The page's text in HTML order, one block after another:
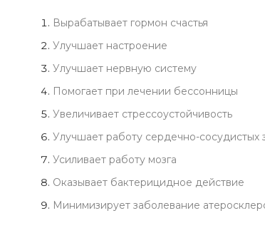
Вырабатывает гормон счастья
Улучшает настроение
Улучшает нервную систему
Помогает при лечении бессонницы
Увеличивает стрессоустойчивость
Улучшает работу сердечно-сосудистых
Усиливает работу мозга
Оказывает бактерицидное действие
Минимизирует заболевание